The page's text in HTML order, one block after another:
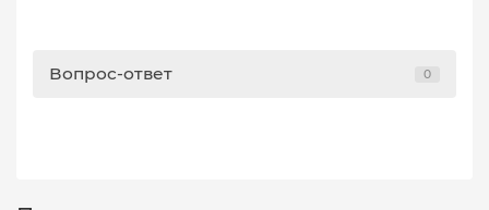
Вопрос-ответ 0